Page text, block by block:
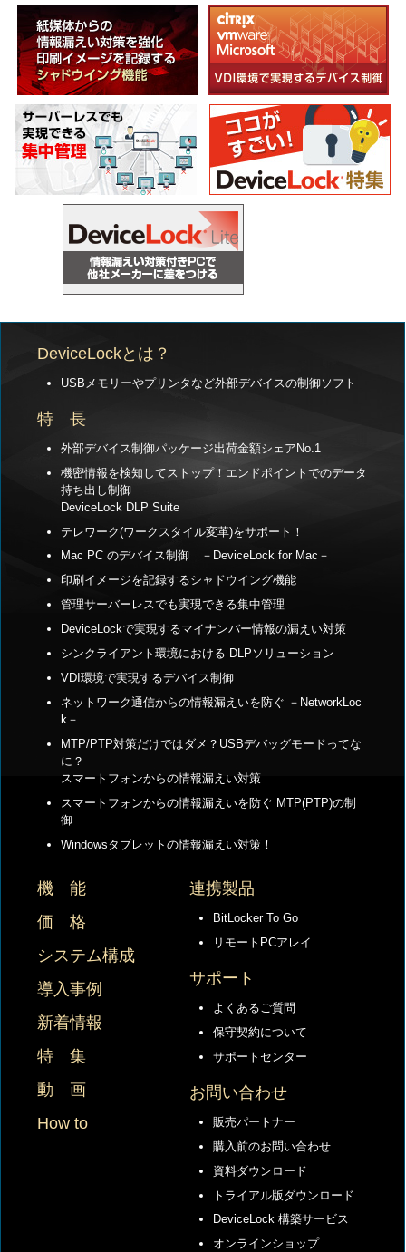
DeviceLockとは？
USBメモリーやプリンタなど外部デバイスの制御ソフト
特 長
外部デバイス制御パッケージ出荷金額シェアNo.1
機密情報を検知してストップ！エンドポイントでのデータ
持ち出し制御
DeviceLock DLP Suite
テレワーク(ワークスタイル変革)をサポート！
Mac PC のデバイス制御 －DeviceLock for Mac－
印刷イメージを記録するシャドウイング機能
管理サーバーレスでも実現できる集中管理
DeviceLockで実現するマイナンバー情報の漏えい対策
シンクライアント環境における DLPソリューション
VDI環境で実現するデバイス制御
ネットワーク通信からの情報漏えいを防ぐ －NetworkLoc
k－
MTP/PTP対策だけではダメ？USBデバッグモードってな
に？
スマートフォンからの情報漏えい対策
スマートフォンからの情報漏えいを防ぐ MTP(PTP)の制
御
Windowsタブレットの情報漏えい対策！
機 能
価 格
システム構成
導入事例
新着情報
特 集
動 画
How to
連携製品
BitLocker To Go
リモートPCアレイ
サポート
よくあるご質問
保守契約について
サポートセンター
お問い合わせ
販売パートナー
購入前のお問い合わせ
資料ダウンロード
トライアル版ダウンロード
DeviceLock 構築サービス
オンラインショップ